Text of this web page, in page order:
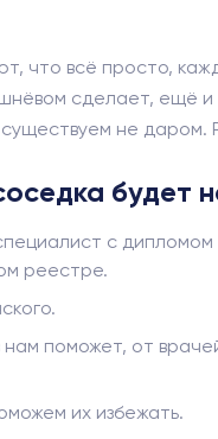
всё просто,
сделает, ещё
не даром.
будет
с
реестре.
поможет, от
их избежать.